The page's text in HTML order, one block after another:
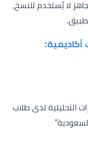
لا يُستخدم للنسخ،
التحليلية لدى طلاب